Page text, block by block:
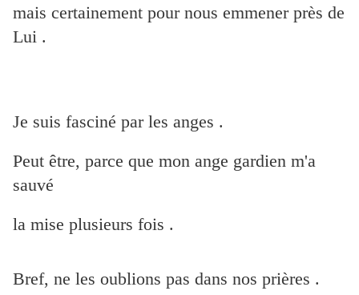
mais certainement pour nous emmener près de
Lui .
Je suis fasciné par les anges .
Peut être, parce que mon ange gardien m'a
sauvé
la mise plusieurs fois .
Bref, ne les oublions pas dans nos prières .